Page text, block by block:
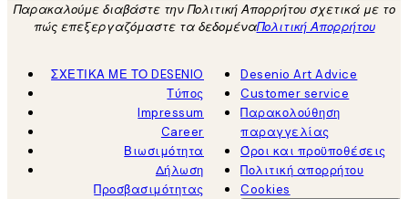
Παρακαλούμε διαβάστε την Πολιτική Απορρήτου σχετικά με το
πώς επεξεργαζόμαστε τα δεδομέναΠολιτική Απορρήτου
ΣΧΕΤΙΚΑ ΜΕ ΤΟ DESENIO
Τύπος
Impressum
Career
Βιωσιμότητα
Δήλωση
Προσβασιμότητας
Desenio Art Advice
Customer service
Παρακολούθηση
παραγγελίας
Όροι και προϋποθέσεις
Πολιτική απορρήτου
Cookies